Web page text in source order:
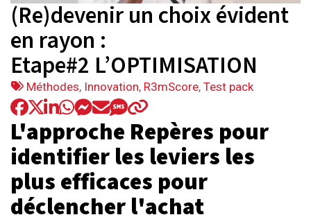
(Re)devenir un choix évident
en rayon :
Etape#2 L’OPTIMISATION
Tags
:
Méthodes, Innovation, R3mScore,Test pack
L'approche Repères pour
identifier les leviers les
plus efficaces pour
déclencher l'achat